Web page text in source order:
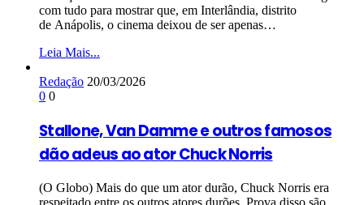
com tudo para mostrar que, em Interlândia, distrito
de Anápolis, o cinema deixou de ser apenas…
Leia Mais...
Redação 20/03/2026
0 0
Stallone, Van Damme e outros famosos
dão adeus ao ator Chuck Norris
(O Globo) Mais do que um ator durão, Chuck Norris era